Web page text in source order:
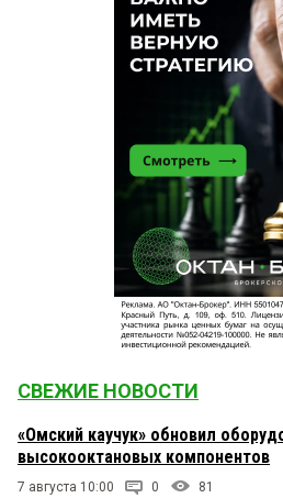
СВЕЖИЕ НОВОСТИ
«Омский каучук» обновил
высокооктановых компонентов
7 августа 10:00 0 81